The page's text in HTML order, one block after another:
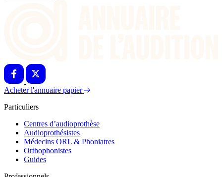
Acheter l'annuaire papier
Particuliers
Centres d’audioprothèse
Audioprothésistes
Médecins ORL & Phoniatres
Orthophonistes
Guides